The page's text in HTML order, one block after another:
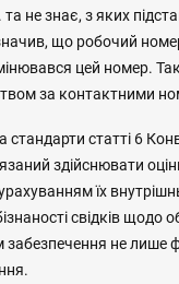
не знає, з яких
що робочий
цей номер.
за контактними
стандарти статті 6
здійснювати
їх
свідків
не лише